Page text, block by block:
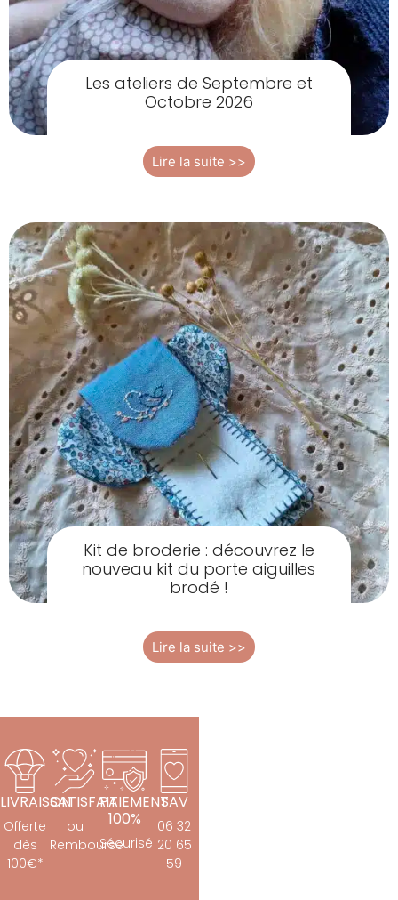
Les ateliers de Septembre et
Octobre 2026
Lire la suite >>
Kit de broderie : découvrez le
nouveau kit du porte aiguilles
brodé !
Lire la suite >>
LIVRAISON
Offerte
dès
100€*
SATISFAIT
ou
Remboursé
PAIEMENT
100%
Sécurisé
SAV
06 32
20 65
59